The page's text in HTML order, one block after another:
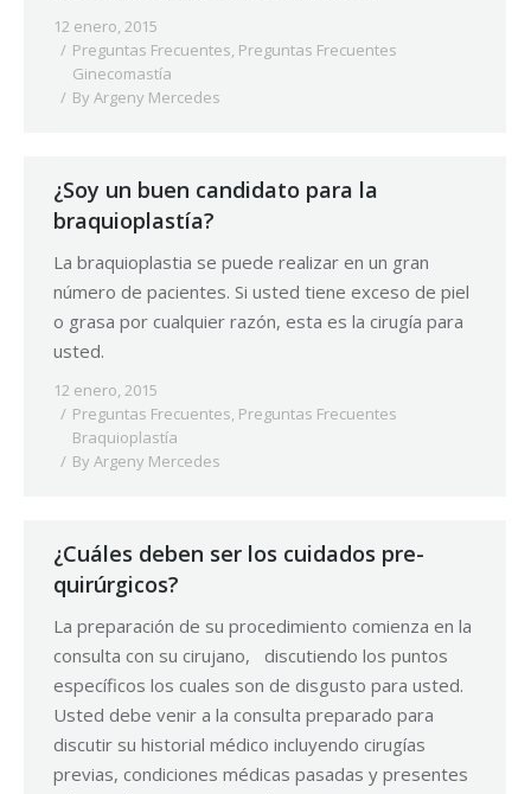
12 enero, 2015
Preguntas Frecuentes, Preguntas Frecuentes
Ginecomastía
By Argeny Mercedes
¿Soy un buen candidato para la
braquioplastía?
La braquioplastia se puede realizar en un gran
número de pacientes. Si usted tiene exceso de piel
o grasa por cualquier razón, esta es la cirugía para
usted.
12 enero, 2015
Preguntas Frecuentes, Preguntas Frecuentes
Braquioplastía
By Argeny Mercedes
¿Cuáles deben ser los cuidados pre-
quirúrgicos?
La preparación de su procedimiento comienza en la
consulta con su cirujano, discutiendo los puntos
específicos los cuales son de disgusto para usted.
Usted debe venir a la consulta preparado para
discutir su historial médico incluyendo cirugías
previas, condiciones médicas pasadas y presentes